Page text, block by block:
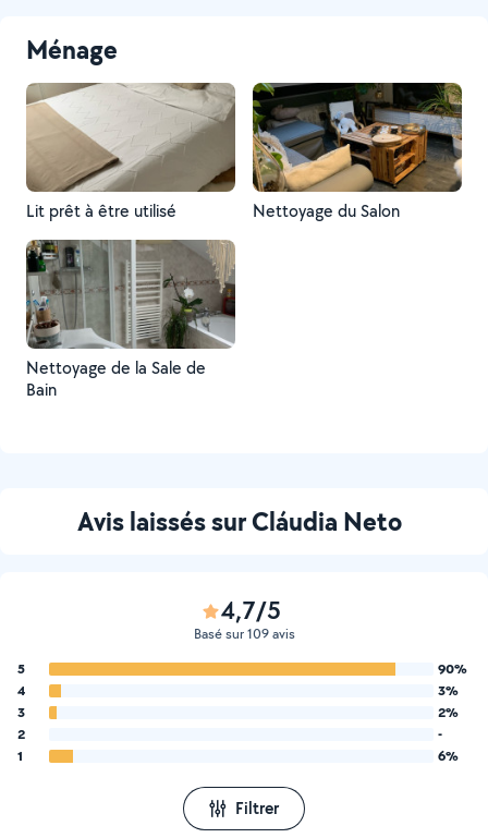
Ménage
Lit prêt à être utilisé Nettoyage du Salon
Nettoyage de la Sale de
Bain
Avis laissés sur Cláudia Neto
4,7/5
Basé sur 109 avis
5
90%
4
3%
3
2%
2
-
1
6%
Filtrer